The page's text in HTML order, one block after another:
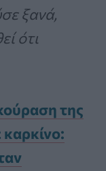
ξανά,
ότι
της
καρκίνο: